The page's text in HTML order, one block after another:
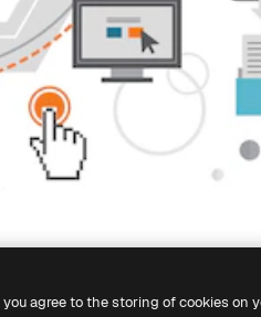
agree to the storing of cookies on